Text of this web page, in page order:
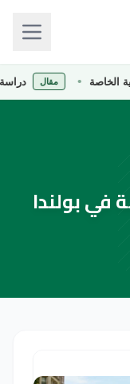
مقال دراسة
في بولندا